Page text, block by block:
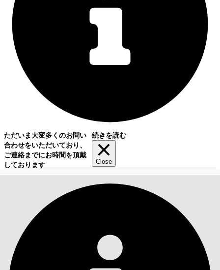
ただいま大変多くのお問い
合わせをいただいており、
ご連絡までにお時間を頂戴
しております
続きを読む
Close
目次